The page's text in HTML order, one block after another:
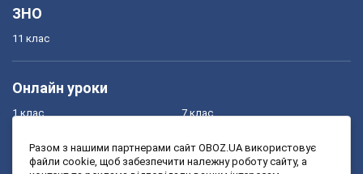
ЗНО
11 клас
Онлайн уроки
1 клас
3 клас
7 клас
9 клас
Разом з нашими партнерами сайт OBOZ.UA використовує
файли cookie, щоб забезпечити належну роботу сайту, а